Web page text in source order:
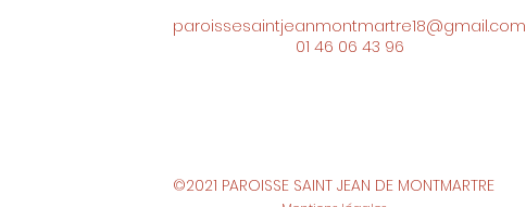
©2021 PAROISSE SAINT JEAN DE MONTMARTRE
paroissesaintjeanmontmartre18@gmail.com
01 46 06 43 96